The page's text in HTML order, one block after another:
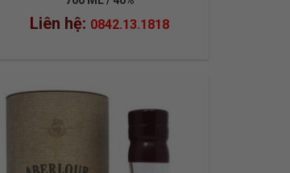
Liên hệ: 0842.13.1818
ADD TO
WISHLIST